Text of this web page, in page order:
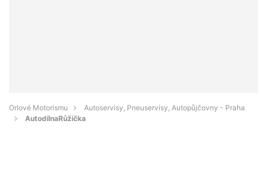
Orlové Motorismu
Autoservisy, Pneuservisy, Autopůjčovny - Praha
AutodílnaRůžička